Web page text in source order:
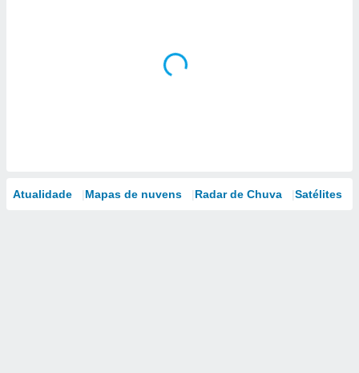
Atualidade Mapas de nuvens Radar de Chuva Satélites